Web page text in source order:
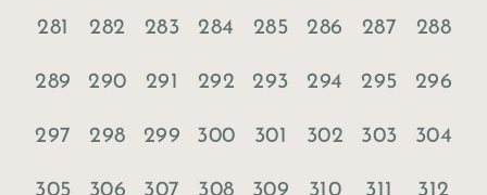
281 282 283 284 285 286 287 288
289 290 291 292 293 294 295 296
297 298 299 300 301 302 303 304
305 306 307 308 309 310 311 312